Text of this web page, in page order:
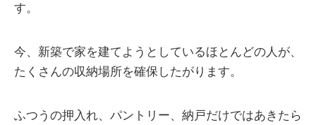
す。
今、新築で家を建てようとしているほとんどの人が、
たくさんの収納場所を確保したがります。
ふつうの押入れ、パントリー、納戸だけではあきたら